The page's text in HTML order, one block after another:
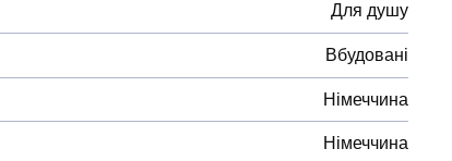
Для душу
Вбудовані
Німеччина
Німеччина